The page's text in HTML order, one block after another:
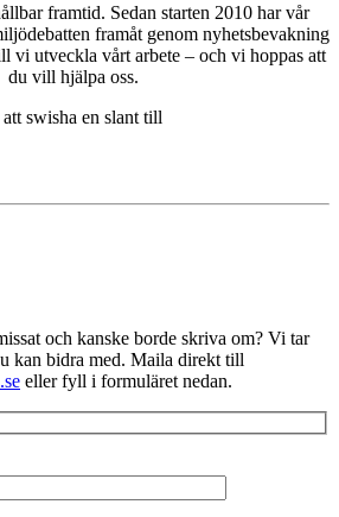
framtid. Sedan starten 2010 har vår
framåt genom nyhetsbevakning
vi utveckla vårt arbete – och vi hoppas att
du vill hjälpa oss.
swisha en slant till
och kanske borde skriva om? Vi tar
kan bidra med. Maila direkt till
eller fyll i formuläret nedan.